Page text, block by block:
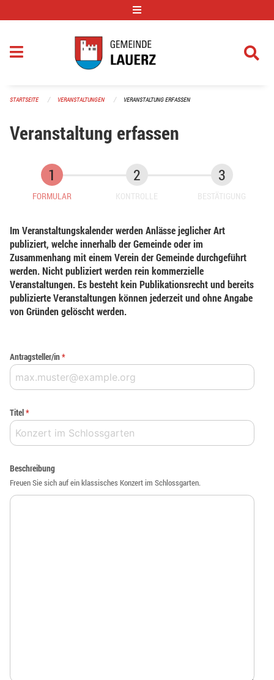
STARTSEITE VERANSTALTUNGEN VERANSTALTUNG ERFASSEN
Veranstaltung erfassen
FORMULAR KONTROLLE BESTÄTIGUNG
Im Veranstaltungskalender werden Anlässe jeglicher Art
publiziert, welche innerhalb der Gemeinde oder im
Zusammenhang mit einem Verein der Gemeinde durchgeführt
werden. Nicht publiziert werden rein kommerzielle
Veranstaltungen. Es besteht kein Publikationsrecht und bereits
publizierte Veranstaltungen können jederzeit und ohne Angabe
von Gründen gelöscht werden.
Antragsteller/in*
Titel*
Beschreibung
Freuen Sie sich auf ein klassisches Konzert im Schlossgarten.